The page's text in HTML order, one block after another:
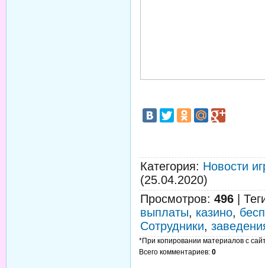
Категория: Новости
(25.04.2020)
Просмотров: 496
выплаты, казино,
Сотрудники,
*При копировании материалов с
Всего комментариев: 0